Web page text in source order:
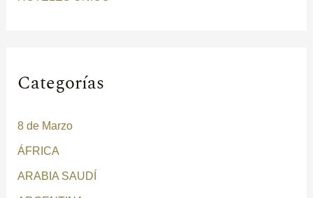
Categorías
8 de Marzo
ÁFRICA
ARABIA SAUDÍ